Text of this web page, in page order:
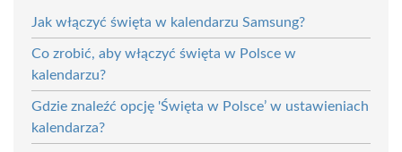
Jak włączyć święta w kalendarzu Samsung?
Co zrobić, aby włączyć święta w Polsce w
kalendarzu?
Gdzie znaleźć opcję 'Święta w Polsce’ w ustawieniach
kalendarza?